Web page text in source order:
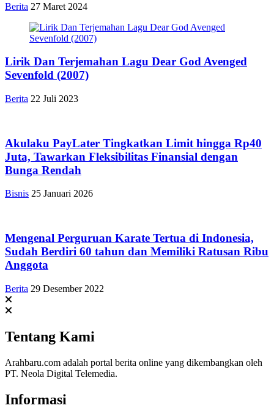
Berita 27 Maret 2024
Lirik Dan Terjemahan Lagu Dear God Avenged
Sevenfold (2007)
Berita 22 Juli 2023
Akulaku PayLater Tingkatkan Limit hingga Rp40
Juta, Tawarkan Fleksibilitas Finansial dengan
Bunga Rendah
Bisnis 25 Januari 2026
Mengenal Perguruan Karate Tertua di Indonesia,
Sudah Berdiri 60 tahun dan Memiliki Ratusan Ribu
Anggota
Berita 29 Desember 2022
Tentang Kami
Arahbaru.com adalah portal berita online yang dikembangkan oleh
PT. Neola Digital Telemedia.
Informasi